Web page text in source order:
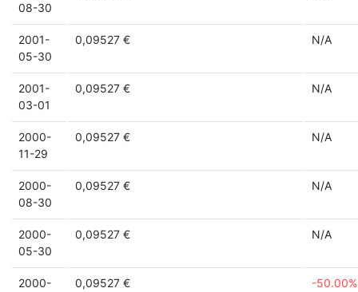
08-30
2001-
05-30
0,09527 € N/A
2001-
03-01
0,09527 € N/A
2000-
11-29
0,09527 € N/A
2000-
08-30
0,09527 € N/A
2000-
05-30
0,09527 € N/A
2000-
0,09527 € -50.00%